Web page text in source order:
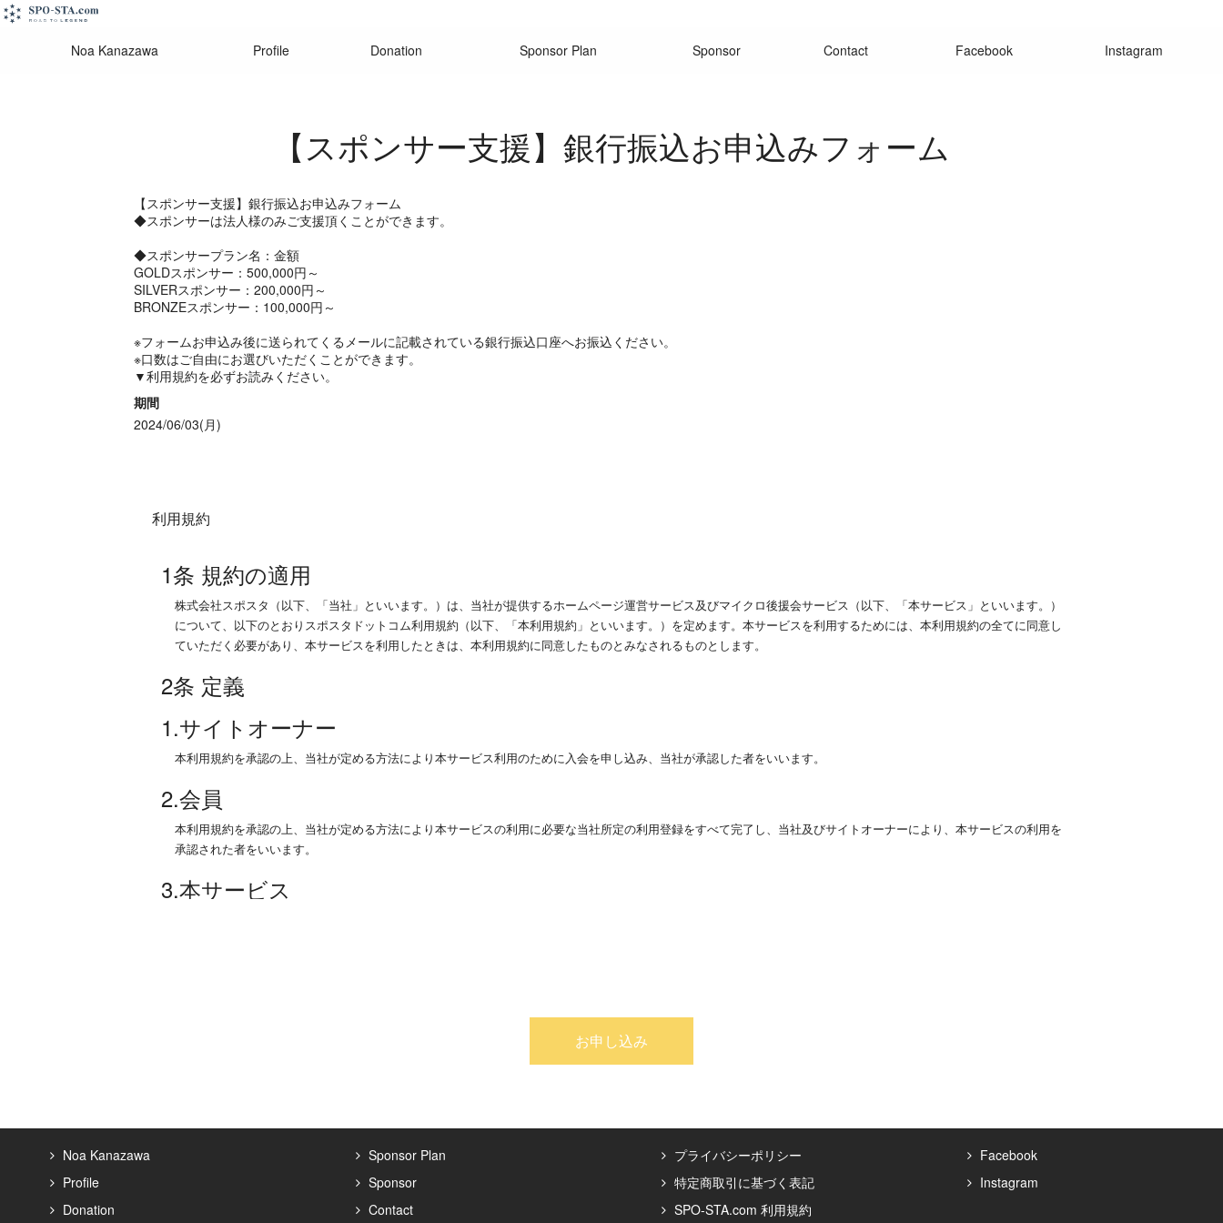
Noa Kanazawa Profile Donation Sponsor Plan Sponsor Contact Facebook Instagram
【スポンサー支援】銀行振込お申込みフォーム
【スポンサー支援】銀行振込お申込みフォーム
◆スポンサーは法人様のみご支援頂くことができます。
◆スポンサープラン名：金額
GOLDスポンサー：500,000円～
SILVERスポンサー：200,000円～
BRONZEスポンサー：100,000円～
※フォームお申込み後に送られてくるメールに記載されている銀行振込口座へお振込ください。
※口数はご自由にお選びいただくことができます。
▼利用規約を必ずお読みください。
期間
2024/06/03(月)
利用規約
1条 規約の適用
株式会社スポスタ（以下、「当社」といいます。）は、当社が提供するホームページ運営サービス及びマイクロ後援会サービス（以下、「本サービス」といいます。）
について、以下のとおりスポスタドットコム利用規約（以下、「本利用規約」といいます。）を定めます。本サービスを利用するためには、本利用規約の全てに同意し
ていただく必要があり、本サービスを利用したときは、本利用規約に同意したものとみなされるものとします。
2条 定義
1.サイトオーナー
本利用規約を承認の上、当社が定める方法により本サービス利用のために入会を申し込み、当社が承認した者をいいます。
2.会員
本利用規約を承認の上、当社が定める方法により本サービスの利用に必要な当社所定の利用登録をすべて完了し、当社及びサイトオーナーにより、本サービスの利用を
承認された者をいいます。
3.本サービス
2項 当社はサイトオーナーに申込み内容に関して本人確認等のための資料の提出を求めることがあります。
1項 サイトオーナー及び会員となることを希望する者（以下、「利用者」といいます。）は、当社所定の方法で入会を申し込むものとします。利用者は、利用申込の申
請にあたり、真実、正確かつ最新の情報を当社に提供しなければなりません。
お申し込み
Noa Kanazawa
Profile
Donation
Sponsor Plan
Sponsor
Contact
プライバシーポリシー
特定商取引に基づく表記
SPO-STA.com 利用規約
Facebook
Instagram